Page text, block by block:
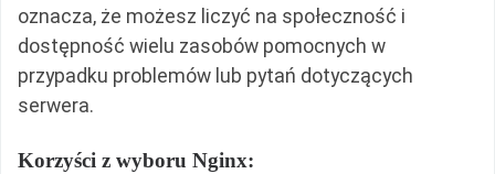
oznacza, że możesz liczyć na społeczność i
dostępność wielu zasobów pomocnych w
przypadku problemów lub pytań dotyczących
serwera.
Korzyści z wyboru Nginx: